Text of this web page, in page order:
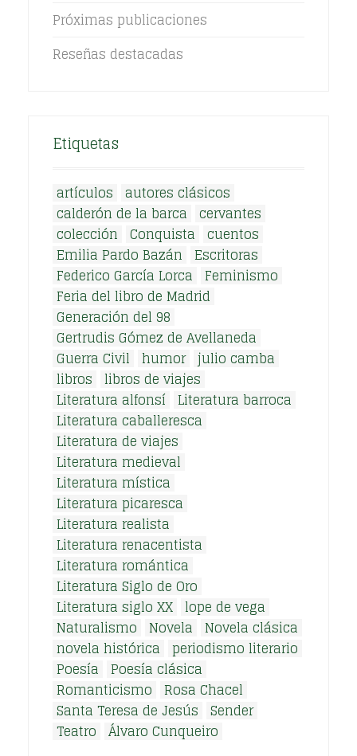
Próximas publicaciones
Reseñas destacadas
Etiquetas
artículos
autores clásicos
calderón de la barca cervantes
colección Conquista cuentos
Emilia Pardo Bazán
Escritoras
Federico García Lorca
Feminismo
Feria del libro de Madrid
Generación del 98
Gertrudis Gómez de Avellaneda
Guerra Civil humor julio camba
libros libros de viajes
Literatura alfonsí Literatura barroca
Literatura caballeresca
Literatura de viajes
Literatura medieval
Literatura mística
Literatura picaresca
Literatura realista
Literatura renacentista
Literatura romántica
Literatura Siglo de Oro
Literatura siglo XX lope de vega
Naturalismo
Novela
Novela clásica
novela histórica periodismo literario
Poesía
Poesía clásica
Romanticismo
Rosa Chacel
Santa Teresa de Jesús Sender
Teatro Álvaro Cunqueiro